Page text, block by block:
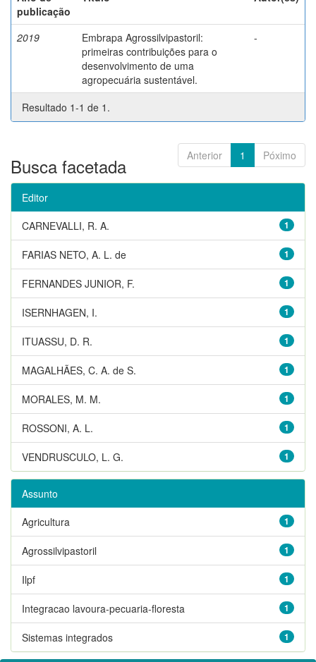
publicação
2019
Embrapa Agrossilvipastoril:
primeiras contribuições para o
desenvolvimento de uma
agropecuária sustentável.
-
Resultado 1-1 de 1.
Anterior 1 Póximo
Busca facetada
Editor
1
CARNEVALLI, R. A.
1
FARIAS NETO, A. L. de
1
FERNANDES JUNIOR, F.
1
ISERNHAGEN, I.
1
ITUASSU, D. R.
1
MAGALHÃES, C. A. de S.
1
MORALES, M. M.
1
ROSSONI, A. L.
1
VENDRUSCULO, L. G.
Assunto
1
Agricultura
1
Agrossilvipastoril
1
Ilpf
1
Integracao lavoura-pecuaria-floresta
1
Sistemas integrados